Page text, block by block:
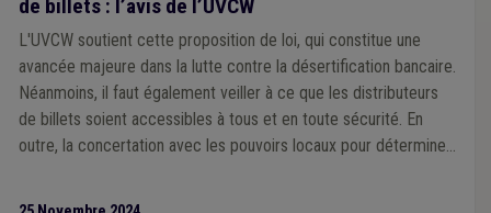
de billets : l’avis de l’UVCW
L'UVCW soutient cette proposition de loi, qui constitue une
avancée majeure dans la lutte contre la désertification bancaire.
Néanmoins, il faut également veiller à ce que les distributeurs
de billets soient accessibles à tous et en toute sécurité. En
outre, la concertation avec les pouvoirs locaux pour déterminer